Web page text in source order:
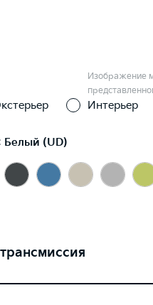
Изображение
Интерьер
Белый (UD)